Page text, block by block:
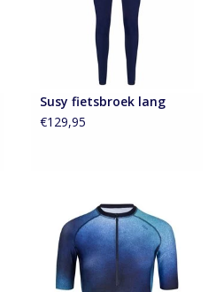
Susy fietsbroek lang
€129,95